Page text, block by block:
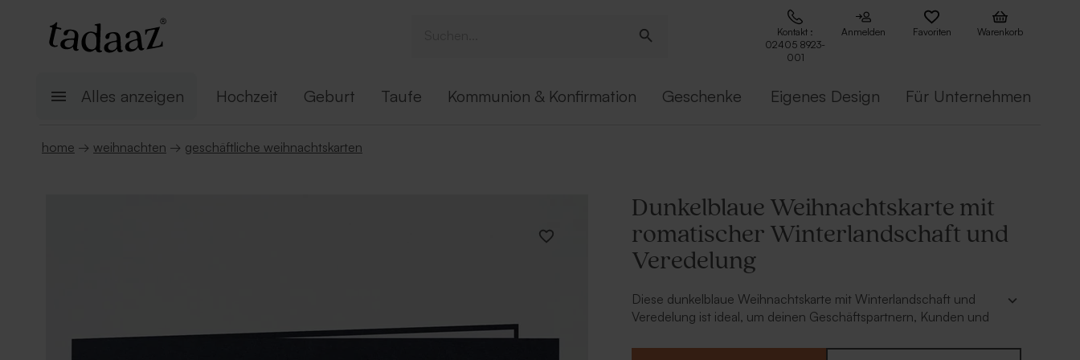
Kontakt :
02405 8923-
001
Anmelden Favoriten Warenkorb
Alles anzeigen Hochzeit Geburt Taufe Kommunion & Konfirmation Geschenke Eigenes Design Für Unternehmen
home → weihnachten → geschäftliche weihnachtskarten
Dunkelblaue Weihnachtskarte mit
romatischer Winterlandschaft und
Veredelung
Diese dunkelblaue Weihnachtskarte mit Winterlandschaft und
Veredelung ist ideal, um deinen Geschäftspartnern, Kunden und
der Vorderseite bringt deine Empfänger sofort in